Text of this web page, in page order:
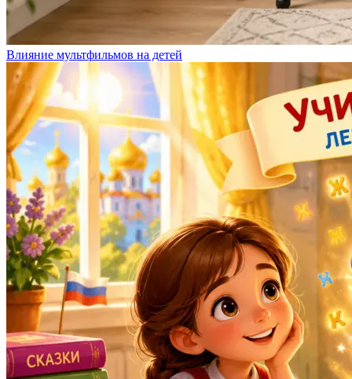
Влияние мультфильмов на детей